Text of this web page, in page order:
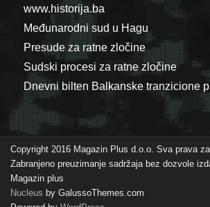
www.historija.ba
Međunarodni sud u Hagu
Presude za ratne zločine
Sudski procesi za ratne zločine
Dnevni bilten Balkanske tranzicione
Copyright 2016 Magazin Plus d.o.o. Sva prava
Zabranjeno preuzimanje sadržaja bez dozvole
Magazin plus
Nucleus by GalussoThemes.com